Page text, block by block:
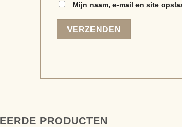
Mijn naam, e-mail en site
PRODUCTEN